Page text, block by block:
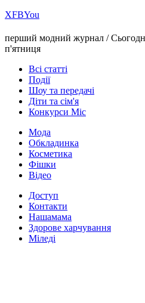
ХFBYou
перший модний журнал /
п'ятниця
Всі статті
Події
Шоу та передачі
Діти та сім'я
Конкурси Міс
Мода
Обкладинка
Косметика
Фішки
Відео
Доступ
Контакти
Нашамама
Здорове харчування
Міледі